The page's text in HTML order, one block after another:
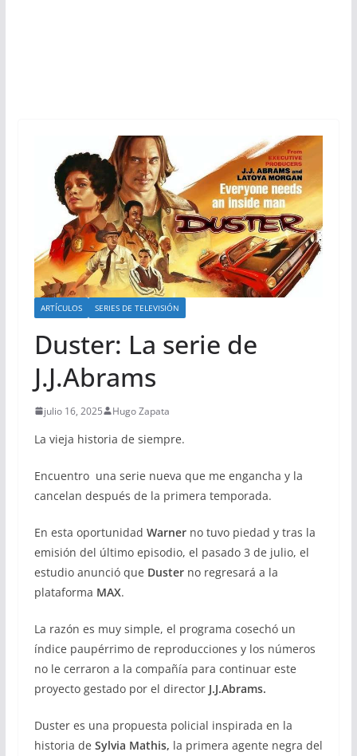
ARTÍCULOS SERIES DE TELEVISIÓN
Duster: La serie de
J.J.Abrams
julio 16, 2025 Hugo Zapata
La vieja historia de siempre.
Encuentro una serie nueva que me engancha y la
cancelan después de la primera temporada.
En esta oportunidad Warnerno tuvo piedad y tras la
emisión del último episodio, el pasado 3 de julio, el
estudio anunció que Dusterno regresará a la
plataforma MAX.
La razón es muy simple, el programa cosechó un
índice paupérrimo de reproducciones y los números
no le cerraron a la compañía para continuar este
proyecto gestado por el director J.J.Abrams.
Duster es una propuesta policial inspirada en la
historia de Sylvia Mathis, la primera agente negra del